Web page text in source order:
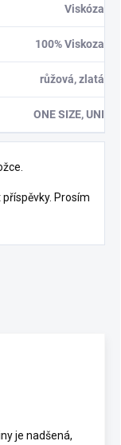
Viskóza
100% Viskoza
růžová, zlatá
ONE SIZE, UNI
Prosím
je nadšená,